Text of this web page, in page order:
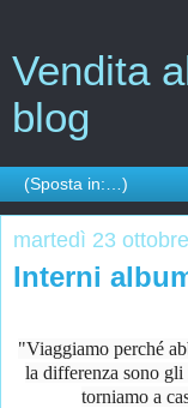
Vendita
blog
martedì 23
Interni
"Viaggiamo perché
la differenza sono
torniamo a